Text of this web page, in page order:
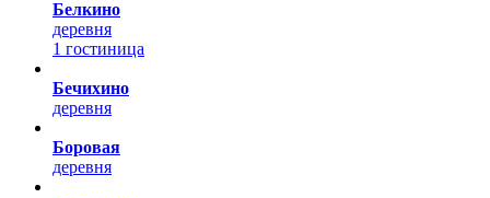
Белкино
деревня
1 гостиница
Бечихино
деревня
Боровая
деревня